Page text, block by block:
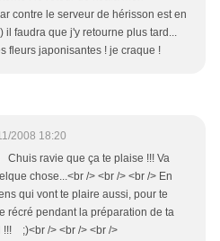
contre le serveur de hérisson est en
il faudra que j'y retourne plus tard...
fleurs japonisantes ! je craque !
2008 18:20
Chuis ravie que ça te plaise !!! Va
chose...<br /> <br /> <br /> En
qui vont te plaire aussi, pour te
récré pendant la préparation de ta
!!! ;)<br /> <br /> <br />